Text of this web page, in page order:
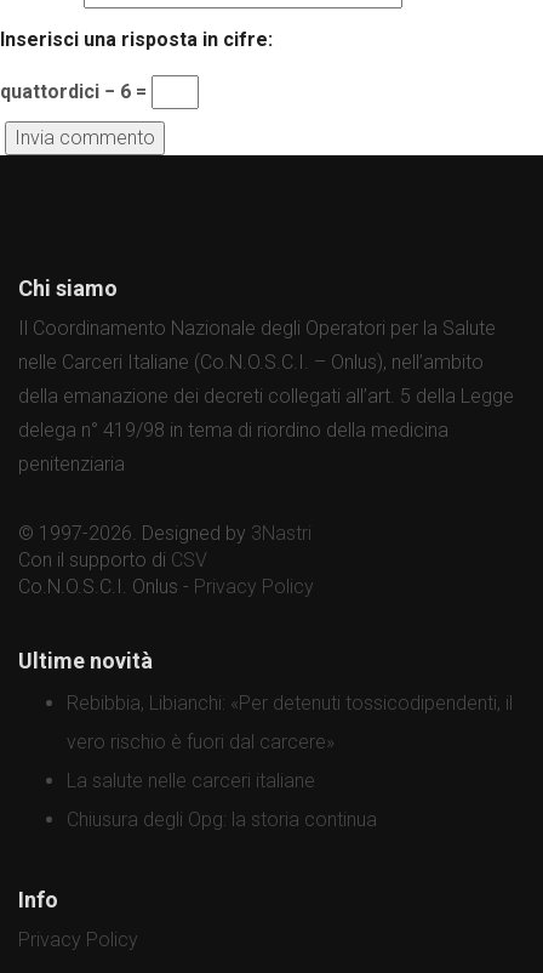
Inserisci una risposta in cifre:
quattordici − 6 =
Chi siamo
Il Coordinamento Nazionale degli Operatori per la Salute
nelle Carceri Italiane (Co.N.O.S.C.I. – Onlus), nell’ambito
della emanazione dei decreti collegati all’art. 5 della Legge
delega n° 419/98 in tema di riordino della medicina
penitenziaria
© 1997-2026. Designed by 3Nastri
Con il supporto di CSV
Co.N.O.S.C.I. Onlus - Privacy Policy
Ultime novità
Rebibbia, Libianchi: «Per detenuti tossicodipendenti, il
vero rischio è fuori dal carcere»
La salute nelle carceri italiane
Chiusura degli Opg: la storia continua
Info
Privacy Policy